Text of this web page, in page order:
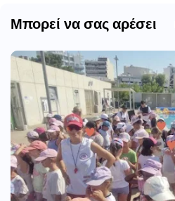
Μπορεί να σας αρέσει